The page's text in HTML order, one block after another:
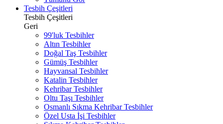
Tesbih Çeşitleri
Tesbih Çeşitleri
Geri
99'luk Tesbihler
Altın Tesbihler
Doğal Taş Tesbihler
Gümüş Tesbihler
Hayvansal Tesbihler
Katalin Tesbihler
Kehribar Tesbihler
Oltu Taşı Tesbihler
Osmanlı Sıkma Kehribar Tesbihler
Özel Usta İşi Tesbihler